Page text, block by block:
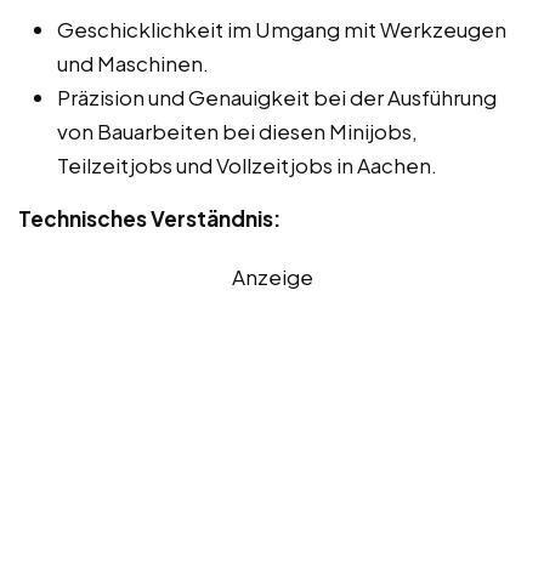
Geschicklichkeit im Umgang mit Werkzeugen
und Maschinen.
Präzision und Genauigkeit bei der Ausführung
von Bauarbeiten bei diesen Minijobs,
Teilzeitjobs und Vollzeitjobs in Aachen.
Technisches Verständnis:
Anzeige